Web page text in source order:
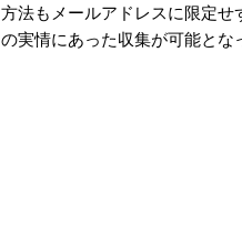
方法もメールアドレスに限定
の実情にあった収集が可能とな